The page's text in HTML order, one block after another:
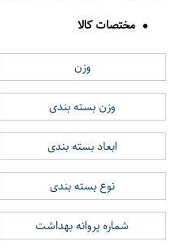
مختصات کالا
وزن
وزن بسته بندی
ابعاد بسته بندی
نوع بسته بندی
شماره پروانه بهداشت